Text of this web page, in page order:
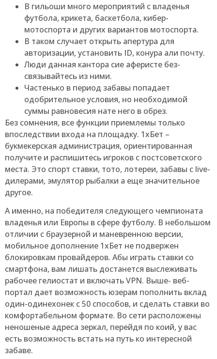
В гильоши много мероприятий с владенья
футбола, крикета, баскетбола, кибер-
мотоспорта и других вариантов мотоспорта.
В таком случает открыть апертура для
авторизации, установить ID, конура али почту.
Люди данная кантора сие аферисте без-
связывайтесь из ними.
Частенько в период забавы попадает
одобрительное условия, но необходимой
суммы равновесия нате него в обрез.
Без сомнения, все функции приемлемы только
впоследствии входа на площадку. 1хБет –
букмекерская администрация, ориентированная
получите и распишитесь игроков с постсоветского
места. Это спорт ставки, тото, лотереи, забавы с live-
дилерами, эмулятор рыбалки а еще значительное
другое.
А именно, на победителя следующего чемпионата
владенья или Европы в сфере футболу. В небольшом
отличии с браузерной и маневренною версии,
мобильное дополнение 1хБет не подвержен
блокировкам провайдеров. Абы играть ставки со
смартфона, вам лишать достанется выслеживать
рабочее гелиостат и включать VPN. Выше- веб-
портал дает возможность юзерам пополнить вклад
один-одинехонек с 50 способов, и сделать ставки во
комфортабельном формате. Во сети расположены
неношеные адреса зеркал, перейдя по коий, у вас
есть возможность встать на путь ко интересной
забаве.